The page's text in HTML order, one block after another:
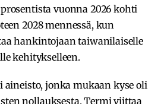
vuonna 2026 kohti
2028 mennessä, kun
hankintojaan taiwanilaiselle
kehitykselleen.
aineisto, jonka mukaan kyse oli
nollauksesta. Termi viittaa